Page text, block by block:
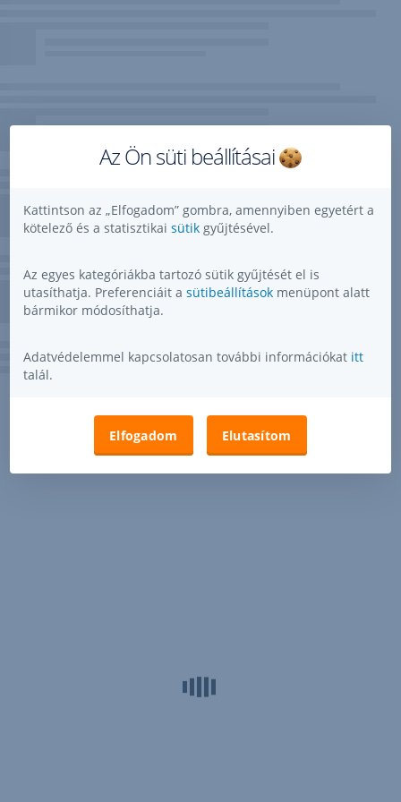
Az Ön süti beállításai
Kattintson az „Elfogadom” gombra, amennyiben egyetért a
kötelező és a statisztikai sütik gyűjtésével.
Az egyes kategóriákba tartozó sütik gyűjtését el is
utasíthatja. Preferenciáit a sütibeállítások menüpont alatt
bármikor módosíthatja.
Adatvédelemmel kapcsolatosan további információkat itt
talál.
Elfogadom Elutasítom